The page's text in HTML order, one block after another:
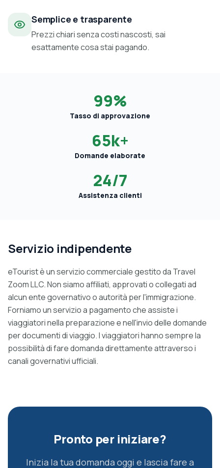
Semplice e trasparente
Prezzi chiari senza costi nascosti, sai
esattamente cosa stai pagando.
99%
Tasso di approvazione
65k+
Domande elaborate
24/7
Assistenza clienti
Servizio indipendente
eTourist è un servizio commerciale gestito da Travel
Zoom LLC. Non siamo affiliati, approvati o collegati ad
alcun ente governativo o autorità per l'immigrazione.
Forniamo un servizio a pagamento che assiste i
viaggiatori nella preparazione e nell'invio delle domande
per documenti di viaggio. I viaggiatori hanno sempre la
possibilità di fare domanda direttamente attraverso i
canali governativi ufficiali.
Pronto per iniziare?
Inizia la tua domanda oggi e lascia fare a